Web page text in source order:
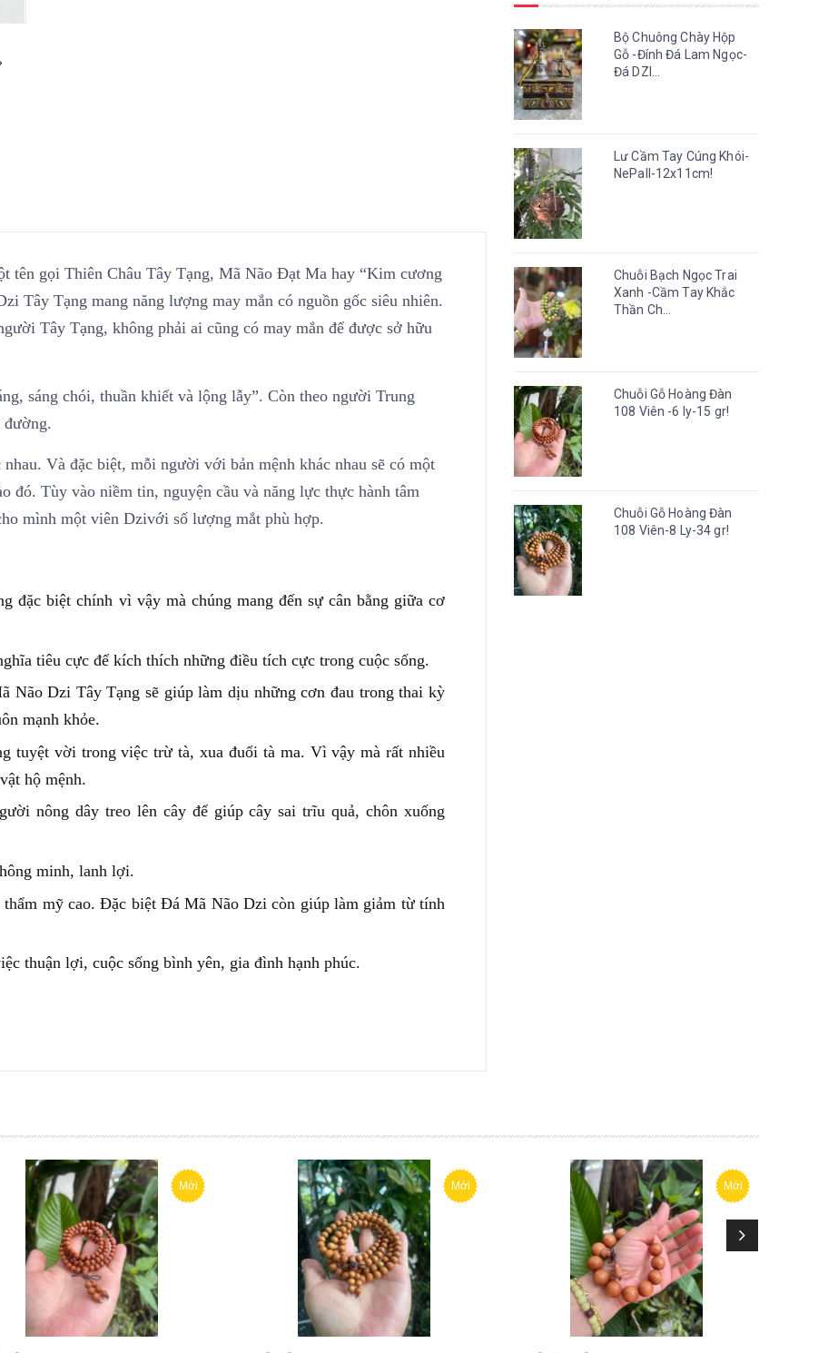
tên gọi Thiên Châu Tây Tạng, Mã Não Đạt Ma hay “Kim cương
Tây Tạng mang năng lượng may mắn có nguồn gốc siêu nhiên.
Tây Tạng, không phải ai cũng có may mắn để được sở hữu
sáng chói, thuần khiết và lộng lẫy”. Còn theo người Trung
đường.
Và đặc biệt, mỗi người với bản mệnh khác nhau sẽ có một
đó. Tùy vào niềm tin, nguyện cầu và năng lực thực hành tâm
mình một viên Dzivới số lượng mắt phù hợp.
đặc biệt chính vì vậy mà chúng mang đến sự cân bằng giữa cơ
tiêu cực để kích thích những điều tích cực trong cuộc sống.
Dzi Tây Tạng sẽ giúp làm dịu những cơn đau trong thai kỳ
mạnh khỏe.
tuyệt vời trong việc trừ tà, xua đuổi tà ma. Vì vậy mà rất nhiều
hộ mệnh.
nông dây treo lên cây để giúp cây sai trĩu quả, chôn xuống
minh, lanh lợi.
mỹ cao. Đặc biệt Đá Mã Não Dzi còn giúp làm giảm từ tính
thuận lợi, cuộc sống bình yên, gia đình hạnh phúc.
Bộ Chuông Chày Hộp
Gỗ -Đính Đá Lam Ngọc-
Đá DZI...
Lư Cầm Tay Cúng Khói-
NePall-12x11cm!
Chuỗi Bạch Ngọc Trai
Xanh -Cầm Tay Khắc
Thần Ch...
Chuỗi Gỗ Hoàng Đàn
108 Viên -6 ly-15 gr!
Chuỗi Gỗ Hoàng Đàn
108 Viên-8 Ly-34 gr!
Mới Mới Mới